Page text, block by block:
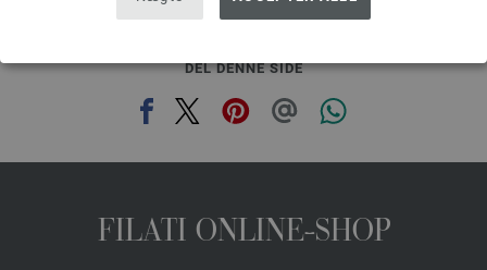
DEL DENNE SIDE
FILATI ONLINE-SHOP